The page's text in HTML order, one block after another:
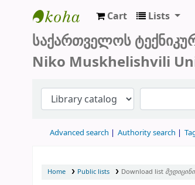
სტუ-ს ბიბლიოთეკა
Cart Lists
საქართველოს
Niko Muskhelishvili
Advanced search Authority search
Home Public lists Download list